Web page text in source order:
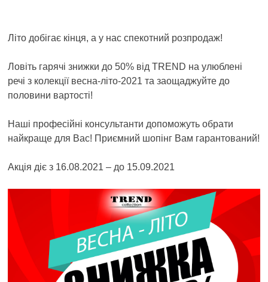
Літо добігає кінця, а у нас спекотний розпродаж!
Ловіть гарячі знижки до 50% від TREND на улюблені
речі з колекції весна-літо-2021 та заощаджуйте до
половини вартості!
Наші професійні консультанти допоможуть обрати
найкраще для Вас! Приємний шопінг Вам гарантований!
Акція діє з 16.08.2021 – до 15.09.2021